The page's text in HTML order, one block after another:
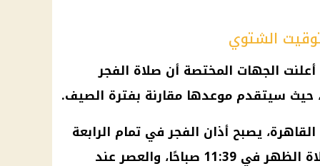
الشتوي
الجهات المختصة أن صلاة الفجر
حيث سيتقدم موعدها مقارنة بفترة الصيف.
يصبح أذان الفجر في تمام الرابعة
و38 دقيقة صباحًا، بينما تؤدي صلاة الظهر في 11:39 صباحًا، والعصر عند